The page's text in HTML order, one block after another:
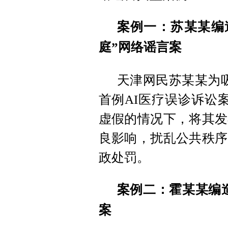
案例一：苏某某
庭”网络谣言案
天津网民苏某某为
首例AI医疗误诊诉讼
虚假的情况下，将其
良影响，扰乱公共秩
政处罚。
案例二：霍某某编
案